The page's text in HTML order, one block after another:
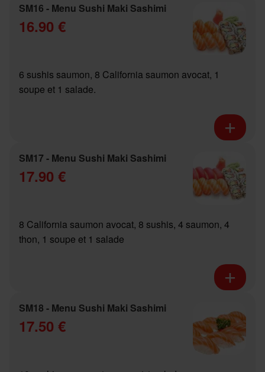
SM16 - Menu Sushi Maki Sashimi
16.90 €
6 sushis saumon, 8 California saumon avocat, 1
soupe et 1 salade.
SM17 - Menu Sushi Maki Sashimi
17.90 €
8 California saumon avocat, 8 sushis, 4 saumon, 4
thon, 1 soupe et 1 salade
SM18 - Menu Sushi Maki Sashimi
17.50 €